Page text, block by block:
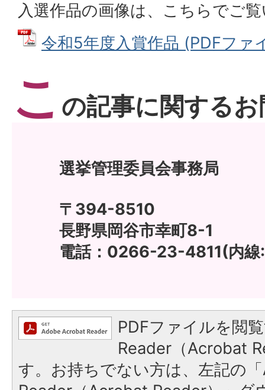
入選作品の画像は、こちらでご
令和5年度入賞作品 (PDFファ
こ の記事に関する
選挙管理委員会事務局
〒394-8510
長野県岡谷市幸町8-1
電話：0266-23-4811(内
PDFファイルを閲
Reader（Acrobat
す。お持ちでない方は、左記の